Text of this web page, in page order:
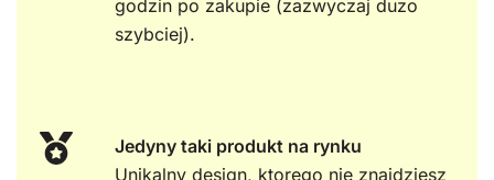
godzin po zakupie (zazwyczaj duzo
szybciej).
Jedyny taki produkt na rynku
Unikalny design, ktorego nie znajdziesz